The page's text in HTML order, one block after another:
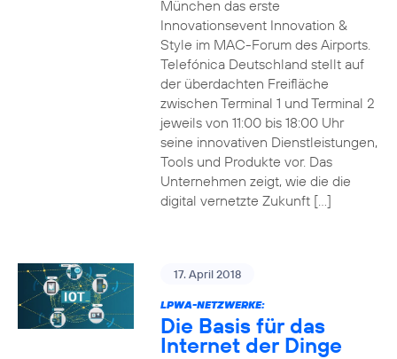
München das erste
Innovationsevent Innovation &
Style im MAC-Forum des Airports.
Telefónica Deutschland stellt auf
der überdachten Freifläche
zwischen Terminal 1 und Terminal 2
jeweils von 11:00 bis 18:00 Uhr
seine innovativen Dienstleistungen,
Tools und Produkte vor. Das
Unternehmen zeigt, wie die die
digital vernetzte Zukunft […]
17. April 2018
LPWA-NETZWERKE:
Die Basis für das
Internet der Dinge